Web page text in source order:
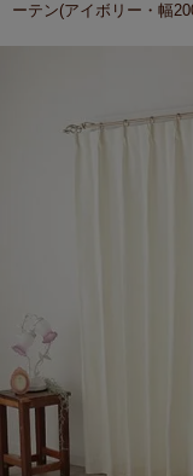
ーテン(アイボリー・幅